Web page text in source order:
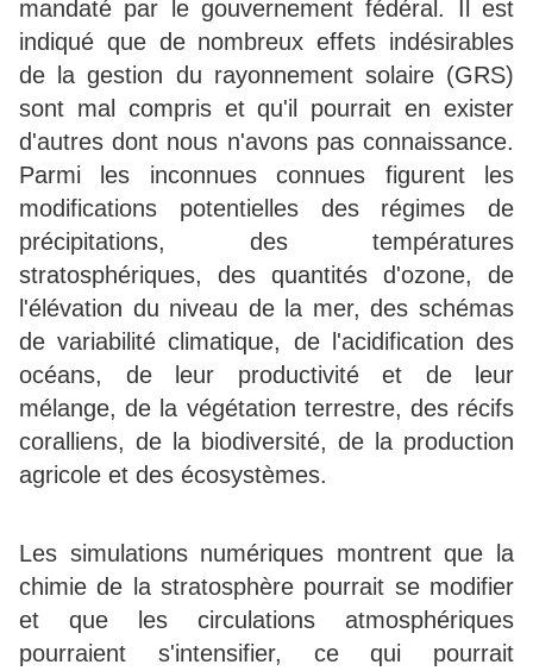
mandaté par le gouvernement fédéral. Il est
indiqué que de nombreux effets indésirables
de la gestion du rayonnement solaire (GRS)
sont mal compris et qu'il pourrait en exister
d'autres dont nous n'avons pas connaissance.
Parmi les inconnues connues figurent les
modifications potentielles des régimes de
précipitations, des températures
stratosphériques, des quantités d'ozone, de
l'élévation du niveau de la mer, des schémas
de variabilité climatique, de l'acidification des
océans, de leur productivité et de leur
mélange, de la végétation terrestre, des récifs
coralliens, de la biodiversité, de la production
agricole et des écosystèmes.
Les simulations numériques montrent que la
chimie de la stratosphère pourrait se modifier
et que les circulations atmosphériques
pourraient s'intensifier, ce qui pourrait